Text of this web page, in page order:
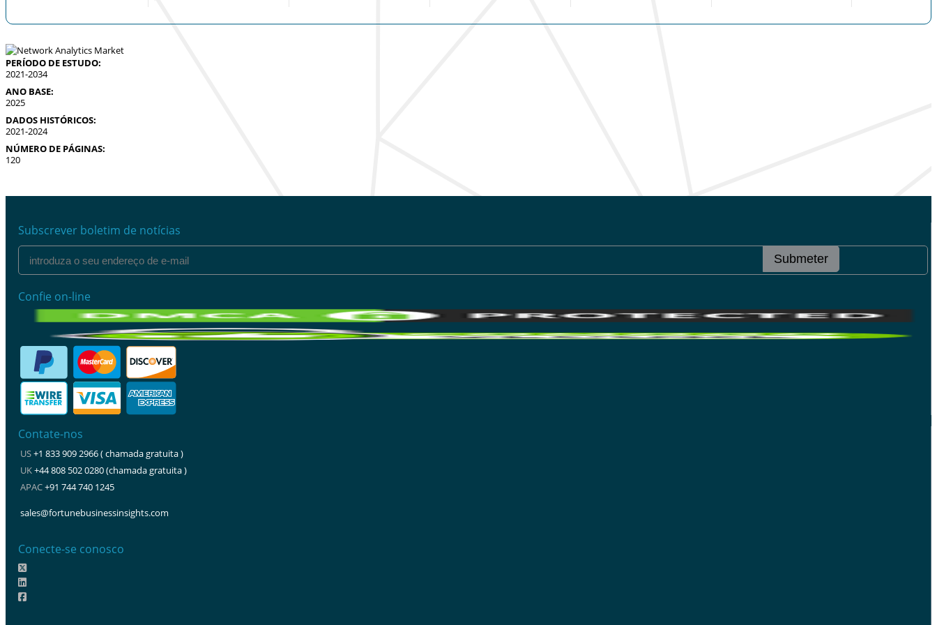
PERÍODO DE ESTUDO:
2021-2034
ANO BASE:
2025
DADOS HISTÓRICOS:
2021-2024
NÚMERO DE PÁGINAS:
120
Subscrever boletim de notícias
Submeter
Confie on-line
Contate-nos
US+1 833 909 2966 ( chamada gratuita )
UK+44 808 502 0280 (chamada gratuita )
APAC+91 744 740 1245
sales@fortunebusinessinsights.com
Conecte-se conosco